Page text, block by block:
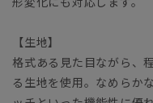
【生地】
格式ある見た目ながら、
る生地を使用。なめらか